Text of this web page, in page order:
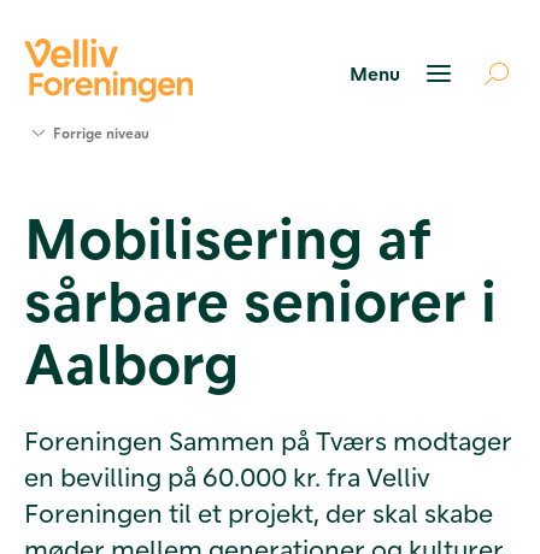
Værktøjer
og viden
Om Velliv
Foreningen
os
Forrige niveau
Mobilisering af
sårbare seniorer i
Aalborg
Foreningen Sammen på Tværs modtager
en bevilling på 60.000 kr. fra Velliv
Foreningen til et projekt, der skal skabe